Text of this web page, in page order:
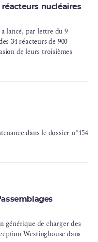
réacteurs nucléaires
lancé, par lettre du 9
34 réacteurs de 900
de leurs troisièmes
dans le dossier n°154
générique de charger des
Westinghouse dans